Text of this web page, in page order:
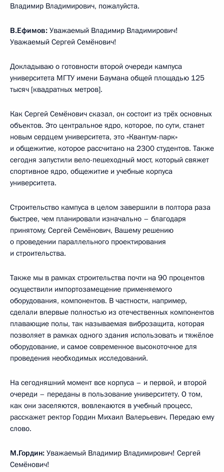
Владимир Владимирович, пожалуйста.
В.Ефимов: Уважаемый Владимир Владимирович!
Уважаемый Сергей Семёнович!
Докладываю о готовности второй очереди кампуса
университета МГТУ имени Баумана общей площадью 125
тысяч [квадратных метров].
Как Сергей Семёнович сказал, он состоит из трёх основных
объектов. Это центральное ядро, которое, по сути, станет
новым сердцем университета, это «Квантум-парк»
и общежитие, которое рассчитано на 2300 студентов. Также
сегодня запустили вело-пешеходный мост, который свяжет
спортивное ядро, общежитие и учебные корпуса
университета.
Строительство кампуса в целом завершили в полтора раза
быстрее, чем планировали изначально – благодаря
принятому, Сергей Семёнович, Вашему решению
о проведении параллельного проектирования
и строительства.
Также мы в рамках строительства почти на 90 процентов
осуществили импортозамещение применяемого
оборудования, компонентов. В частности, например,
сделали впервые полностью из отечественных компонентов
плавающие полы, так называемая виброзащита, которая
позволяет в рамках одного здания использовать и тяжёлое
оборудование, и самое современное высокоточное для
проведения необходимых исследований.
На сегодняшний момент все корпуса – и первой, и второй
очереди – переданы в пользование университету. О том,
как они заселяются, вовлекаются в учебный процесс,
расскажет ректор Гордин Михаил Валерьевич. Передаю ему
слово.
М.Гордин: Уважаемый Владимир Владимирович! Сергей
Семёнович!